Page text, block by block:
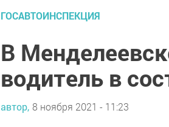
ГОСАВТОИНСПЕКЦИЯ
В
водитель в
автор, 8 ноября 2021 - 11:23